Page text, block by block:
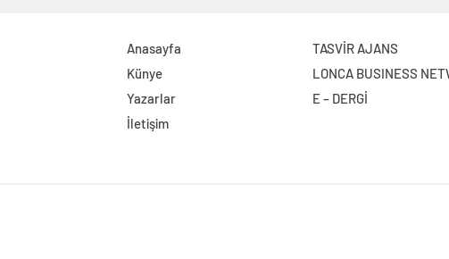
Anasayfa
Künye
Yazarlar
İletişim
TASVİR AJANS
LONCA BUSINESS
E – DERGİ